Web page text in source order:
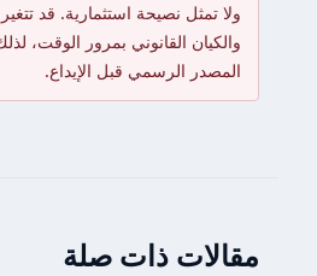
ولا تمثل نصيحة استثمارية. قد
والكيان القانوني بمرور الوقت،
المصدر الرسمي قبل الإيداع.
مقالات ذات صلة